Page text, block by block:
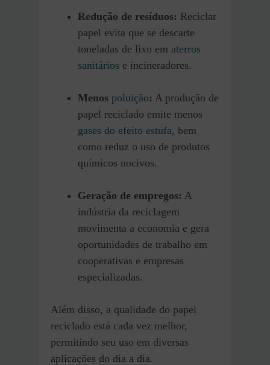
Redução de resíduos: Reciclar
papel evita que se descarte
toneladas de lixo em aterros
sanitários e incineradores.
Menos poluição: A produção de
papel reciclado emite menos
gases do efeito estufa, bem
como reduz o uso de produtos
químicos nocivos.
Geração de empregos: A
indústria da reciclagem
movimenta a economia e gera
oportunidades de trabalho em
cooperativas e empresas
especializadas.
Além disso, a qualidade do papel
reciclado está cada vez melhor,
permitindo seu uso em diversas
aplicações do dia a dia.